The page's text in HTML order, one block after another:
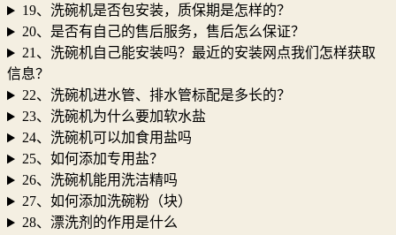
19、洗碗机是否包安装，质保期是怎样的？
20、是否有自己的售后服务，售后怎么保证？
21、洗碗机自己能安装吗？最近的安装网点我们怎样获取
信息？
22、洗碗机进水管、排水管标配是多长的？
23、洗碗机为什么要加软水盐
24、洗碗机可以加食用盐吗
25、如何添加专用盐？
26、洗碗机能用洗洁精吗
27、如何添加洗碗粉（块）
28、漂洗剂的作用是什么